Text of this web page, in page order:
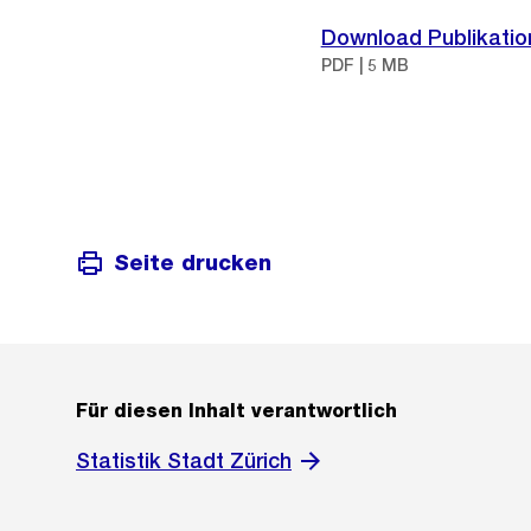
Download
PDF | 5 MB
Seite drucken
Für diesen Inhalt verantwortlich
Statistik Stadt Zürich